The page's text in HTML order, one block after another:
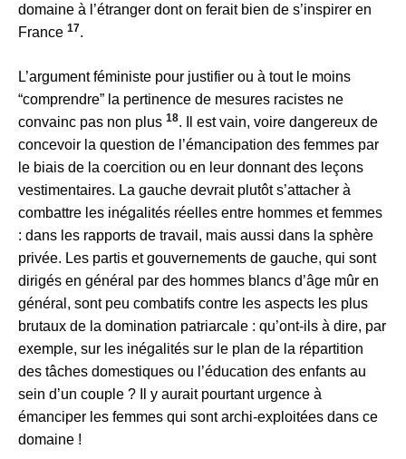
domaine à l’étranger dont on ferait bien de s’inspirer en
France 17.
L’argument féministe pour justifier ou à tout le moins
“comprendre” la pertinence de mesures racistes ne
convainc pas non plus 18. Il est vain, voire dangereux de
concevoir la question de l’émancipation des femmes par
le biais de la coercition ou en leur donnant des leçons
vestimentaires. La gauche devrait plutôt s’attacher à
combattre les inégalités réelles entre hommes et femmes
: dans les rapports de travail, mais aussi dans la sphère
privée. Les partis et gouvernements de gauche, qui sont
dirigés en général par des hommes blancs d’âge mûr en
général, sont peu combatifs contre les aspects les plus
brutaux de la domination patriarcale : qu’ont-ils à dire, par
exemple, sur les inégalités sur le plan de la répartition
des tâches domestiques ou l’éducation des enfants au
sein d’un couple ? Il y aurait pourtant urgence à
émanciper les femmes qui sont archi-exploitées dans ce
domaine !